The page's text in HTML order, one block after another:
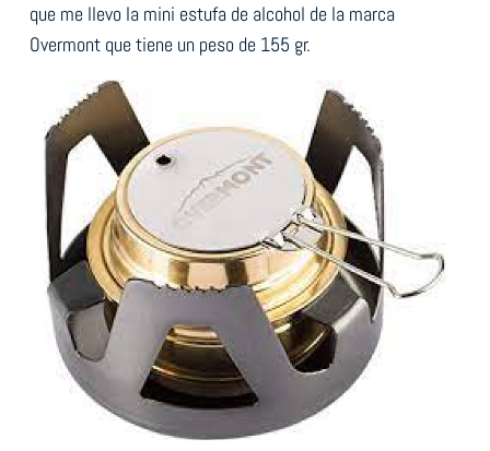
que me llevo la mini estufa de alcohol de la marca
Overmont que tiene un peso de 155 gr.